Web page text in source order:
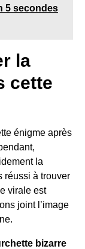
5 secondes
la
cette
énigme après
la
réussi à trouver
virale est
joint l’image
bizarre